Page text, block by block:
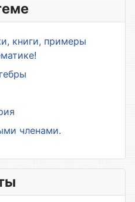
книги, примеры
членами.